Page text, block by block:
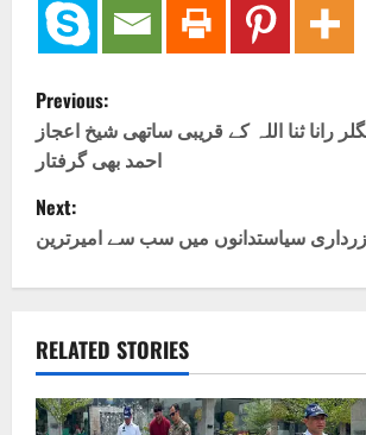
P
o
s
t
n
a
v
Previous:
رانا ثنا اللہ کے قریبی ساتھی شیخ اعجاز
احمد بھی گرفتار
Next:
سیاستدانوں میں سب سے امیرترین
RELATED STORIES